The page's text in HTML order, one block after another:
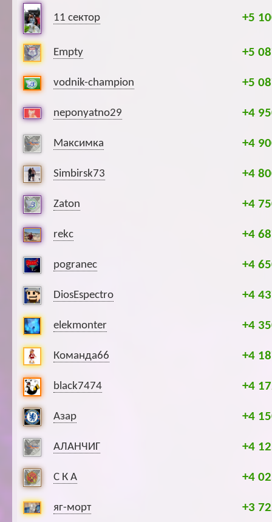
11 сектор +5
Empty +5
vodnik-champion +5
neponyatno29 +4
Максимка +4
Simbirsk73 +4
Zaton +4
rekc +4
pogranec +4
DiosEspectro +4
elekmonter +4
Команда66 +4
black7474 +4
Азар +4
АЛАНЧИГ +4
С К А +4
яг-морт +3